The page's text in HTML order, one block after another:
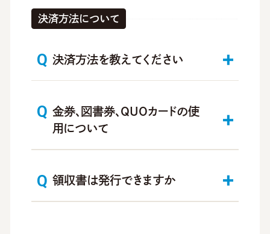
こちら
決済方法について
決済方法を教えてください
金券、図書券、QUOカードの使
用について
領収書は発行できますか